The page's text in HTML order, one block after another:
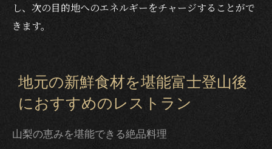
し、次の目的地へのエネルギーをチャージすることがで
きます。
地元の新鮮食材を堪能富士登山後
におすすめのレストラン
山梨の恵みを堪能できる絶品料理